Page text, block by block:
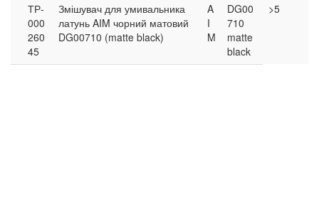
ТР-
000
260
45
Змішувач для умивальника
латунь AIM чорний матовий
DG00710 (matte black)
A
I
M
DG00
710
matte
black
>5